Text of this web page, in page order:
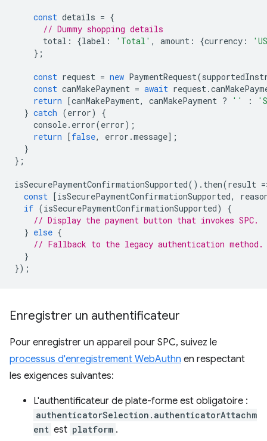
const details = {
// Dummy shopping details
total : {label : 'Total' , amount : {currency :
};
const request = new PaymentRequest(
const canMakePayment = await request.
return
[canMakePayment, canMakePayment ? '' :
} catch (error)
{
console. error(error);
return
[false, error .message];
}
};
isSecurePaymentConfirmationSupported(). then(result =
const
[isSecurePaymentConfirmationSupported,
if (isSecurePaymentConfirmationSupported)
{
// Display the payment button that invokes SPC.
} else {
// Fallback to the legacy authentication method.
}
});
Enregistrer un authentificateur
Pour enregistrer un appareil pour SPC, suivez le
processus d'enregistrement WebAuthn en respectant
les exigences suivantes:
L'authentificateur de plate-forme est obligatoire :
authenticatorSelection.authenticatorAttachm
ent est platform .